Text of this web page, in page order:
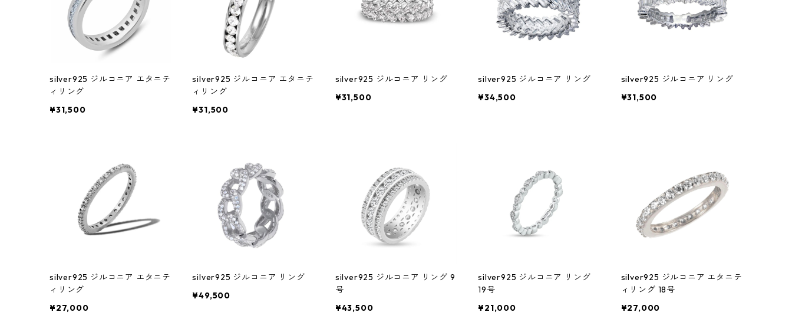
silver925 ジルコニア エタニテ
ィリング
¥31,500
silver925 ジルコニア エタニテ
ィリング
¥31,500
silver925 ジルコニア リング
¥31,500
silver925 ジルコニア リング
¥34,500
silver925 ジルコニア リング
¥31,500
silver925 ジルコニア エタニテ
ィリング
¥27,000
silver925 ジルコニア リング
¥49,500
silver925 ジルコニア リング 9
号
¥43,500
silver925 ジルコニア リング
19号
¥21,000
silver925 ジルコニア エタニテ
ィリング 18号
¥27,000